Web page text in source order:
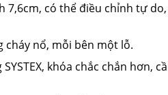
7,6cm, có thể điều chỉnh tự
cháy nổ, mỗi bên một lỗ.
khóa chắc chắn hơn,